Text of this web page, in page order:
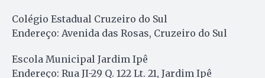
Colégio Estadual Cruzeiro do Sul
Endereço: Avenida das Rosas, Cruzeiro do Sul
Escola Municipal Jardim Ipê
Endereço: Rua JI-29 Q. 122 Lt. 21, Jardim Ipê